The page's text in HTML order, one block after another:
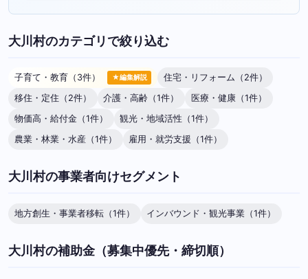
大川村のカテゴリで絞り込む
子育て・教育（3件） ★編集解説
住宅・リフォーム（2件）
移住・定住（2件）
介護・高齢（1件）
医療・健康（1件）
物価高・給付金（1件）
観光・地域活性（1件）
農業・林業・水産（1件）
雇用・就労支援（1件）
大川村の事業者向けセグメント
地方創生・事業者移転（1件） インバウンド・観光事業（1件）
大川村の補助金（募集中優先・締切順）